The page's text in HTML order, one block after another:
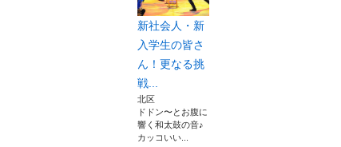
新社会人・新
入学生の皆さ
ん！更なる挑
戦...
北区
ドドン〜とお腹に
響く和太鼓の音♪
カッコいい...